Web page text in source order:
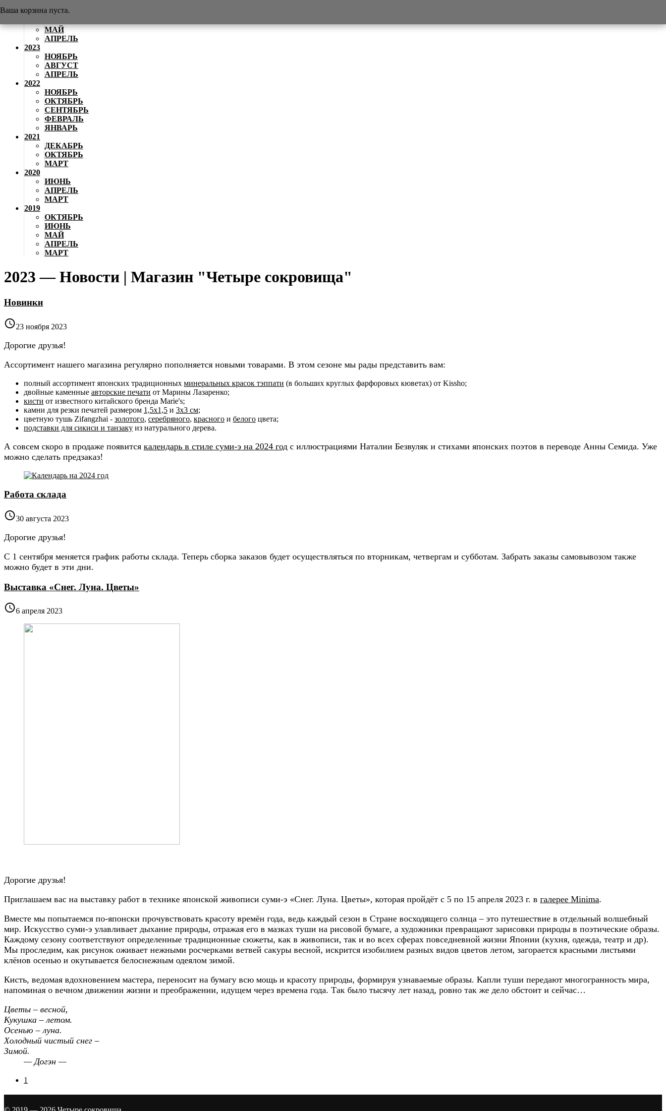
2024
МАЙ
АПРЕЛЬ
2023
НОЯБРЬ
АВГУСТ
АПРЕЛЬ
2022
НОЯБРЬ
ОКТЯБРЬ
СЕНТЯБРЬ
ФЕВРАЛЬ
ЯНВАРЬ
2021
ДЕКАБРЬ
ОКТЯБРЬ
МАРТ
2020
ИЮНЬ
АПРЕЛЬ
МАРТ
2019
ОКТЯБРЬ
ИЮНЬ
МАЙ
АПРЕЛЬ
МАРТ
2023 — Новости | Магазин "Четыре сокровища"
Новинки
23 ноября 2023
Дорогие друзья!
Ассортимент нашего магазина регулярно пополняется новыми товарами. В этом сезоне мы рады представить вам:
полный ассортимент японских традиционных минеральных красок тэппати (в больших круглых фарфоровых кюветах) от Kissho;
двойные каменные авторские печати от Марины Лазаренко;
кисти от известного китайского бренда Marie's;
камни для резки печатей размером 1,5х1,5 и 3х3 см;
цветную тушь Zifangzhai - золотого, серебряного, красного и белого цвета;
подставки для сикиси и танзаку из натурального дерева.
А совсем скоро в продаже появится календарь в стиле суми-э на 2024 год с иллюстрациями Наталии Безвуляк и стихами японских поэтов в переводе Анны Семида. Уже
можно сделать предзаказ!
Работа склада
30 августа 2023
Дорогие друзья!
С 1 сентября меняется график работы склада. Теперь сборка заказов будет осуществляться по вторникам, четвергам и субботам. Забрать заказы самовывозом также
можно будет в эти дни.
Выставка «Снег. Луна. Цветы»
6 апреля 2023
Дорогие друзья!
Приглашаем вас на выставку работ в технике японской живописи суми-э «Снег. Луна. Цветы», которая пройдёт с 5 по 15 апреля 2023 г. в галерее Minima.
Вместе мы попытаемся по-японски прочувствовать красоту времён года, ведь каждый сезон в Стране восходящего солнца – это путешествие в отдельный волшебный
мир. Искусство суми-э улавливает дыхание природы, отражая его в мазках туши на рисовой бумаге, а художники превращают зарисовки природы в поэтические образы.
Каждому сезону соответствуют определенные традиционные сюжеты, как в живописи, так и во всех сферах повседневной жизни Японии (кухня, одежда, театр и др).
Мы проследим, как рисунок оживает нежными росчерками ветвей сакуры весной, искрится изобилием разных видов цветов летом, загорается красными листьями
клёнов осенью и окутывается белоснежным одеялом зимой.
Кисть, ведомая вдохновением мастера, переносит на бумагу всю мощь и красоту природы, формируя узнаваемые образы. Капли туши передают многогранность мира,
напоминая о вечном движении жизни и преображении, идущем через времена года. Так было тысячу лет назад, ровно так же дело обстоит и сейчас…
Цветы – весной,
Кукушка – летом.
Осенью – луна.
Холодный чистый снег –
Зимой.
— Догэн —
1
Ваша корзина пуста.